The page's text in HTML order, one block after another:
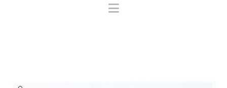
Navigation